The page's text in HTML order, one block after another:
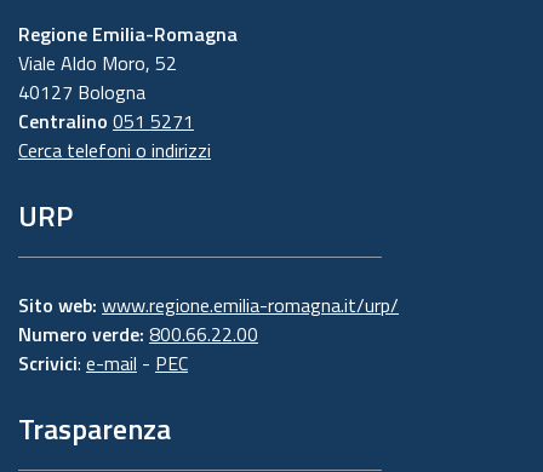
Regione Emilia-Romagna
Viale Aldo Moro, 52
40127 Bologna
Centralino 051 5271
Cerca telefoni o indirizzi
URP
Sito web: www.regione.emilia-romagna.it/urp/
Numero verde: 800.66.22.00
Scrivici: e-mail - PEC
Trasparenza